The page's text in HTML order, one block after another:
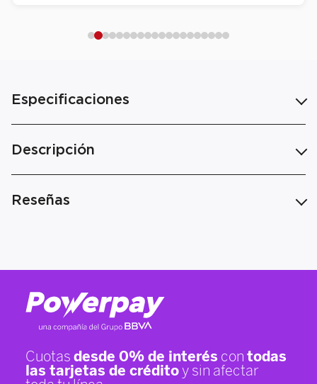
Especificaciones
Descripción
Reseñas